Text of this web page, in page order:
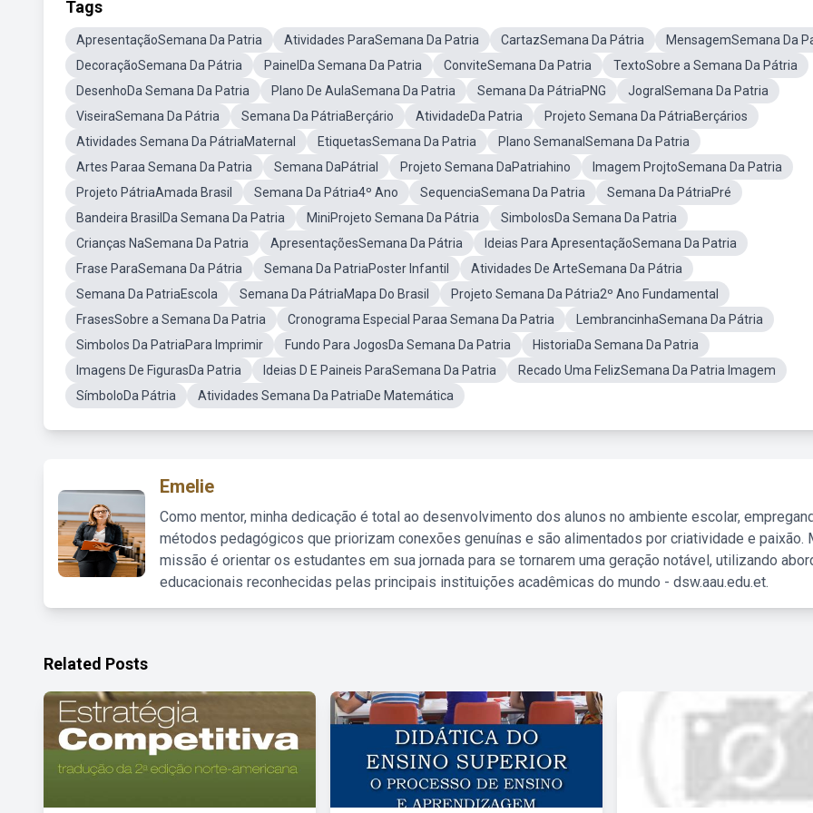
Tags
ApresentaçãoSemana Da Patria Atividades ParaSemana Da Patria CartazSemana Da Pátria
MensagemSemana Da
DecoraçãoSemana Da Pátria
PainelDa Semana Da Patria ConviteSemana Da Patria
TextoSobre a Semana Da Pátria
DesenhoDa Semana Da Patria
Plano De AulaSemana Da Patria Semana Da PátriaPNG
JogralSemana Da Patria
ViseiraSemana Da Pátria
Semana Da PátriaBerçário AtividadeDa Patria
Projeto Semana Da PátriaBerçários
Atividades Semana Da PátriaMaternal
EtiquetasSemana Da Patria
Plano SemanalSemana Da Patria
Artes Paraa Semana Da Patria
Semana DaPátrial Projeto Semana DaPatriahino
Imagem ProjtoSemana Da Patria
Projeto PátriaAmada Brasil
Semana Da Pátria4º Ano SequenciaSemana Da Patria
Semana Da PátriaPré
Bandeira BrasilDa Semana Da Patria
MiniProjeto Semana Da Pátria
SimbolosDa Semana Da Patria
Crianças NaSemana Da Patria
ApresentaçõesSemana Da Pátria
Ideias Para ApresentaçãoSemana Da Patria
Frase ParaSemana Da Pátria
Semana Da PatriaPoster Infantil
Atividades De ArteSemana Da Pátria
Semana Da PatriaEscola
Semana Da PátriaMapa Do Brasil
Projeto Semana Da Pátria2º Ano Fundamental
FrasesSobre a Semana Da Patria
Cronograma Especial Paraa Semana Da Patria
LembrancinhaSemana Da Pátria
Simbolos Da PatriaPara Imprimir
Fundo Para JogosDa Semana Da Patria
HistoriaDa Semana Da Patria
Imagens De FigurasDa Patria
Ideias D E Paineis ParaSemana Da Patria
Recado Uma FelizSemana Da Patria Imagem
SímboloDa Pátria
Atividades Semana Da PatriaDe Matemática
Emelie
Como mentor, minha dedicação é total ao desenvolvimento dos alunos no ambiente escolar,
métodos pedagógicos que priorizam conexões genuínas e são alimentados por criatividade e paixão.
missão é orientar os estudantes em sua jornada para se tornarem uma geração notável, utilizando
educacionais reconhecidas pelas principais instituições acadêmicas do mundo - dsw.aau.edu.et.
Related Posts